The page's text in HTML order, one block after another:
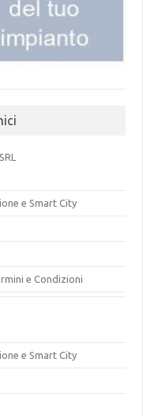
e Smart City
e Condizioni
e Smart City